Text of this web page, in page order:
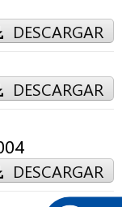
DESCARGAR
DESCARGAR
DESCARGAR